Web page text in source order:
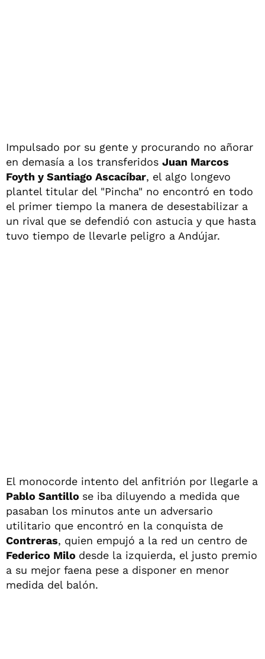
Impulsado por su gente y procurando no añorar
en demasía a los transferidos Juan Marcos
Foyth y Santiago Ascacíbar, el algo longevo
plantel titular del "Pincha" no encontró en todo
el primer tiempo la manera de desestabilizar a
un rival que se defendió con astucia y que hasta
tuvo tiempo de llevarle peligro a Andújar.
El monocorde intento del anfitrión por llegarle a
Pablo Santillo se iba diluyendo a medida que
pasaban los minutos ante un adversario
utilitario que encontró en la conquista de
Contreras, quien empujó a la red un centro de
Federico Milo desde la izquierda, el justo premio
a su mejor faena pese a disponer en menor
medida del balón.